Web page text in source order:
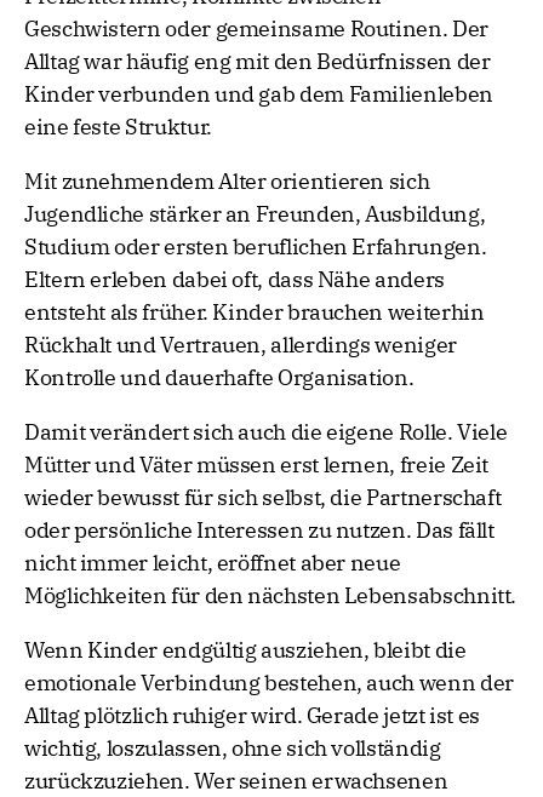
Geschwistern oder gemeinsame Routinen. Der
Alltag war häufig eng mit den Bedürfnissen der
Kinder verbunden und gab dem Familienleben
eine feste Struktur.
Mit zunehmendem Alter orientieren sich
Jugendliche stärker an Freunden, Ausbildung,
Studium oder ersten beruflichen Erfahrungen.
Eltern erleben dabei oft, dass Nähe anders
entsteht als früher. Kinder brauchen weiterhin
Rückhalt und Vertrauen, allerdings weniger
Kontrolle und dauerhafte Organisation.
Damit verändert sich auch die eigene Rolle. Viele
Mütter und Väter müssen erst lernen, freie Zeit
wieder bewusst für sich selbst, die Partnerschaft
oder persönliche Interessen zu nutzen. Das fällt
nicht immer leicht, eröffnet aber neue
Möglichkeiten für den nächsten Lebensabschnitt.
Wenn Kinder endgültig ausziehen, bleibt die
emotionale Verbindung bestehen, auch wenn der
Alltag plötzlich ruhiger wird. Gerade jetzt ist es
wichtig, loszulassen, ohne sich vollständig
zurückzuziehen. Wer seinen erwachsenen